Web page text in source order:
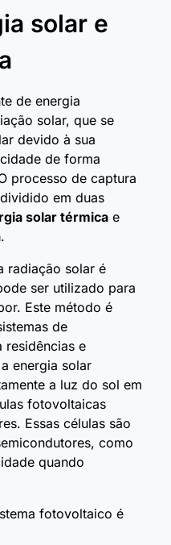
solar e
de energia
solar, que se
devido à sua
de forma
processo de captura
em duas
solar térmicae
.
radiação solar é
ser utilizado para
Este método é
de
residências e
energia solar
a luz do sol em
fotovoltaicas
Essas células são
como
quando
fotovoltaico é